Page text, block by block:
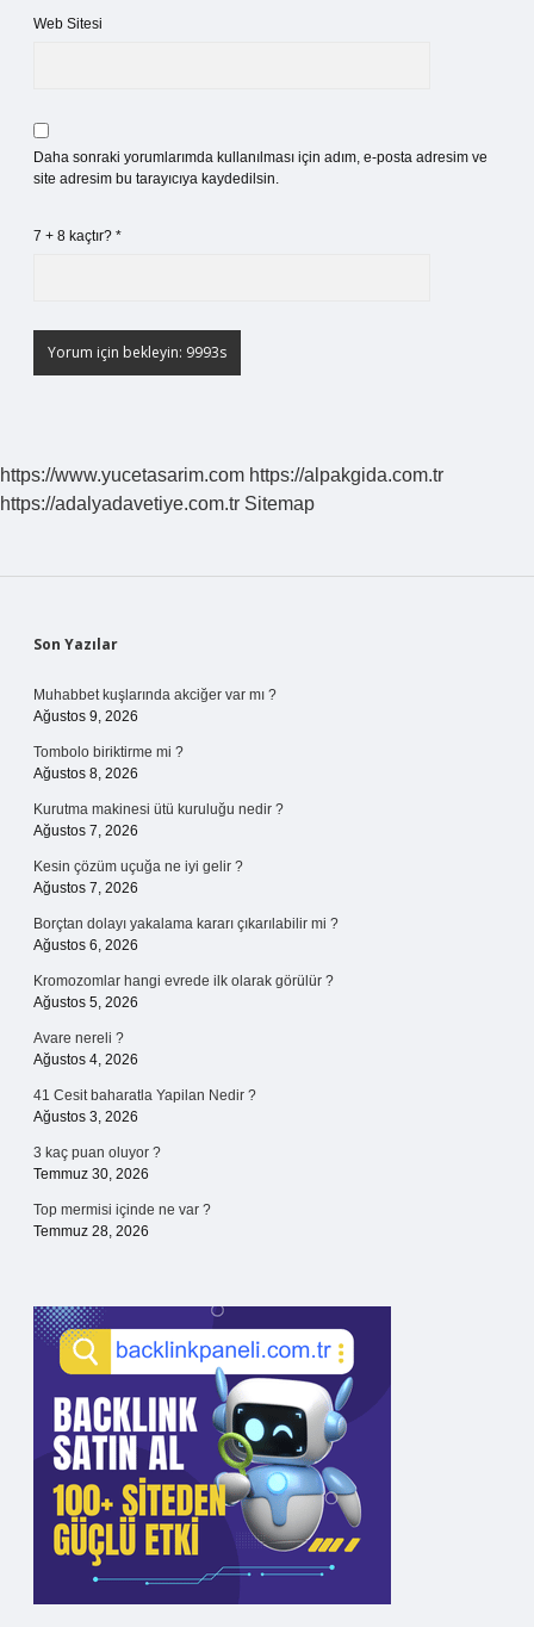
Web Sitesi
Daha sonraki yorumlarımda kullanılması için adım, e-posta adresim ve
site adresim bu tarayıcıya kaydedilsin.
7 + 8 kaçtır? *
https://www.yucetasarim.com https://alpakgida.com.tr
https://adalyadavetiye.com.tr Sitemap
Sidebar
Son Yazılar
Muhabbet kuşlarında akciğer var mı ?
Ağustos 9, 2026
Tombolo biriktirme mi ?
Ağustos 8, 2026
Kurutma makinesi ütü kuruluğu nedir ?
Ağustos 7, 2026
Kesin çözüm uçuğa ne iyi gelir ?
Ağustos 7, 2026
Borçtan dolayı yakalama kararı çıkarılabilir mi ?
Ağustos 6, 2026
Kromozomlar hangi evrede ilk olarak görülür ?
Ağustos 5, 2026
Avare nereli ?
Ağustos 4, 2026
41 Cesit baharatla Yapilan Nedir ?
Ağustos 3, 2026
3 kaç puan oluyor ?
Temmuz 30, 2026
Top mermisi içinde ne var ?
Temmuz 28, 2026